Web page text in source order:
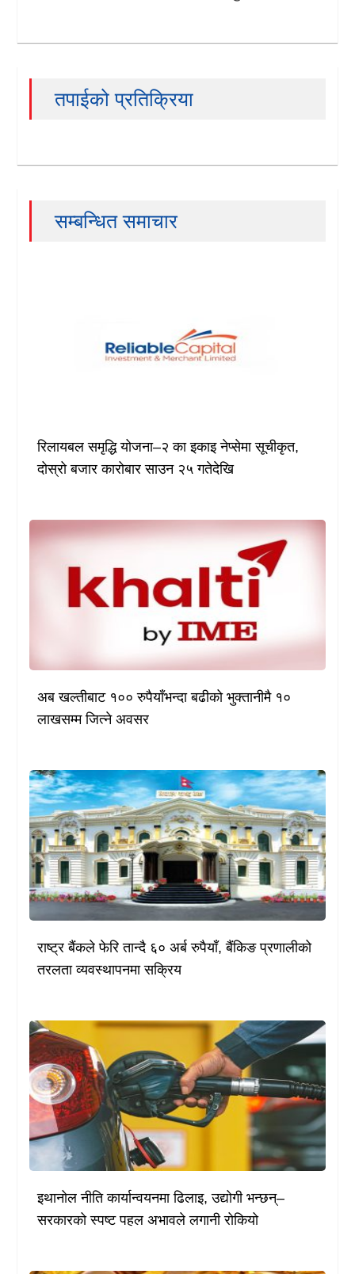
तपाईको प्रतिक्रिया
सम्बन्धित समाचार
रिलायबल समृद्धि योजना–२ का इकाइ नेप्सेमा सूचीकृत,
दोस्रो बजार कारोबार साउन २५ गतेदेखि
अब खल्तीबाट १०० रुपैयाँभन्दा बढीको भुक्तानीमै १०
लाखसम्म जित्ने अवसर
राष्ट्र बैंकले फेरि तान्दै ६० अर्ब रुपैयाँ, बैंकिङ प्रणालीको
तरलता व्यवस्थापनमा सक्रिय
इथानोल नीति कार्यान्वयनमा ढिलाइ, उद्योगी भन्छन्–
सरकारको स्पष्ट पहल अभावले लगानी रोकियो